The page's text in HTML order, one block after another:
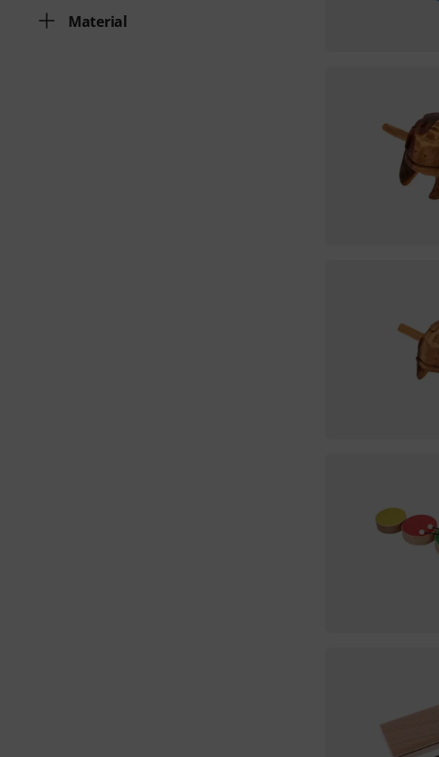
Material